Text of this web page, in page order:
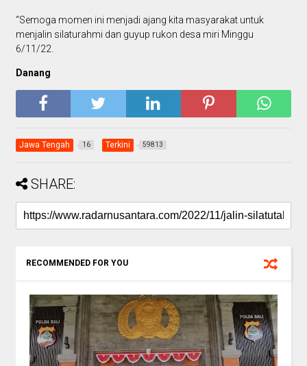
“Semoga momen ini menjadi ajang kita masyarakat untuk
menjalin silaturahmi dan guyup rukon desa miri Minggu
6/11/22.
Danang
Jawa Tengah 16 Terkini 59813
SHARE:
RECOMMENDED FOR YOU